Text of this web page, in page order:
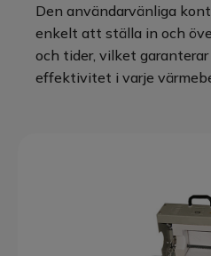
Den användarvänliga
enkelt att ställa in och
och tider, vilket
effektivitet i varje